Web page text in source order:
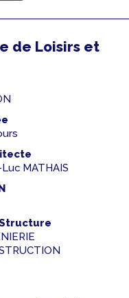
de Loisirs et
MATHAIS
Structure